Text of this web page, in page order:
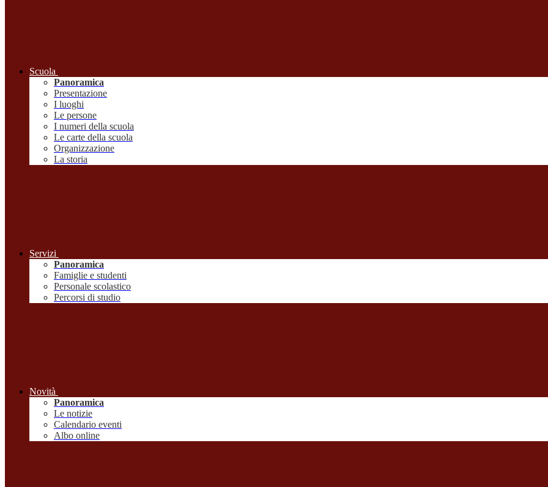
Scuola
Panoramica
Presentazione
I luoghi
Le persone
I numeri della scuola
Le carte della scuola
Organizzazione
La storia
Servizi
Panoramica
Famiglie e studenti
Personale scolastico
Percorsi di studio
Novità
Panoramica
Le notizie
Calendario eventi
Albo online